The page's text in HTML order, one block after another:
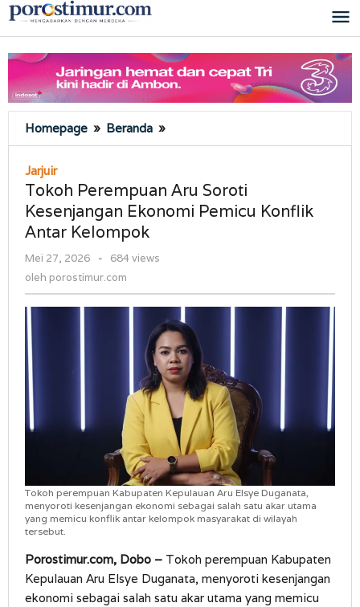
Lewati
ke
Homepage » Beranda »
Perempuan
Soroti
Kesenjangan
Ekonomi
Jarjuir
Tokoh Perempuan Aru Soroti
Kesenjangan Ekonomi Pemicu Konflik
Antar Kelompok
Mei 27, 2026
oleh
-
684 views
oleh porostimur.com
Tokoh perempuan Kabupaten Kepulauan Aru Elsye Duganata,
menyoroti kesenjangan ekonomi sebagai salah satu akar utama
yang memicu konflik antar kelompok masyarakat di wilayah
tersebut.
Porostimur.com, Dobo – Tokoh perempuan Kabupaten
Kepulauan Aru Elsye Duganata, menyoroti kesenjangan
ekonomi sebagai salah satu akar utama yang memicu